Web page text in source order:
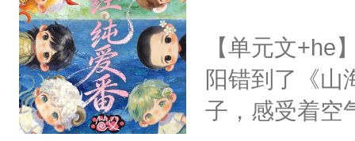
间变脸背叛
的恶事他都对
一个权力滔天
右男主又报
【单元文+he
阳错到了《山
子，感受着空